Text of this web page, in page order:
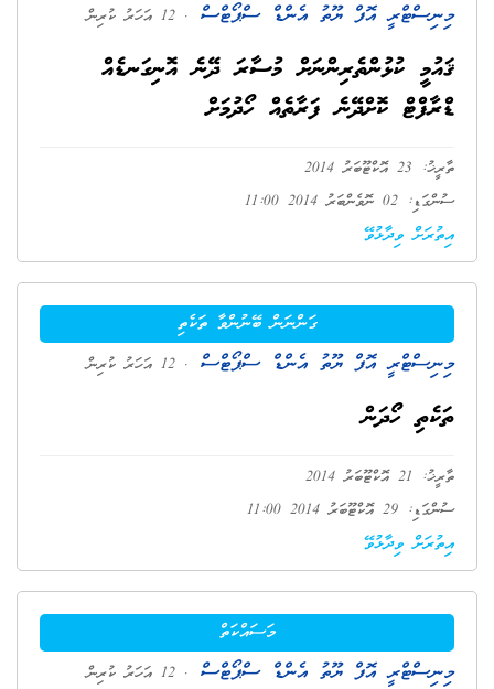
މިނިސްޓްރީ އޮފް ޔޫތު އެންޑް ސްޕޯޓްސް . 12 އަހަރު ކުރިން
ޤައުމީ ކުޅުންތެރިންނަށް މުސާރަ ދޭނެ އޮނިގަނޑެއް
ޑްރާފްޓް ކޮށްދޭނެ ފަރާތެއް ހޯދުމަށް
ތާރީޚު: 23 އޮކްޓޫބަރު 2014
ސުންގަޑި: 02 ނޮވެންބަރު 2014 11:00
އިތުރަށް ވިދާޅުވޭ
ގަންނަން ބޭނުންވާ ތަކެތި
މިނިސްޓްރީ އޮފް ޔޫތު އެންޑް ސްޕޯޓްސް . 12 އަހަރު ކުރިން
ތަކެތި ހޯދަން
ތާރީޚު: 21 އޮކްޓޫބަރު 2014
ސުންގަޑި: 29 އޮކްޓޫބަރު 2014 11:00
އިތުރަށް ވިދާޅުވޭ
މަސައްކަތް
މިނިސްޓްރީ އޮފް ޔޫތު އެންޑް ސްޕޯޓްސް . 12 އަހަރު ކުރިން